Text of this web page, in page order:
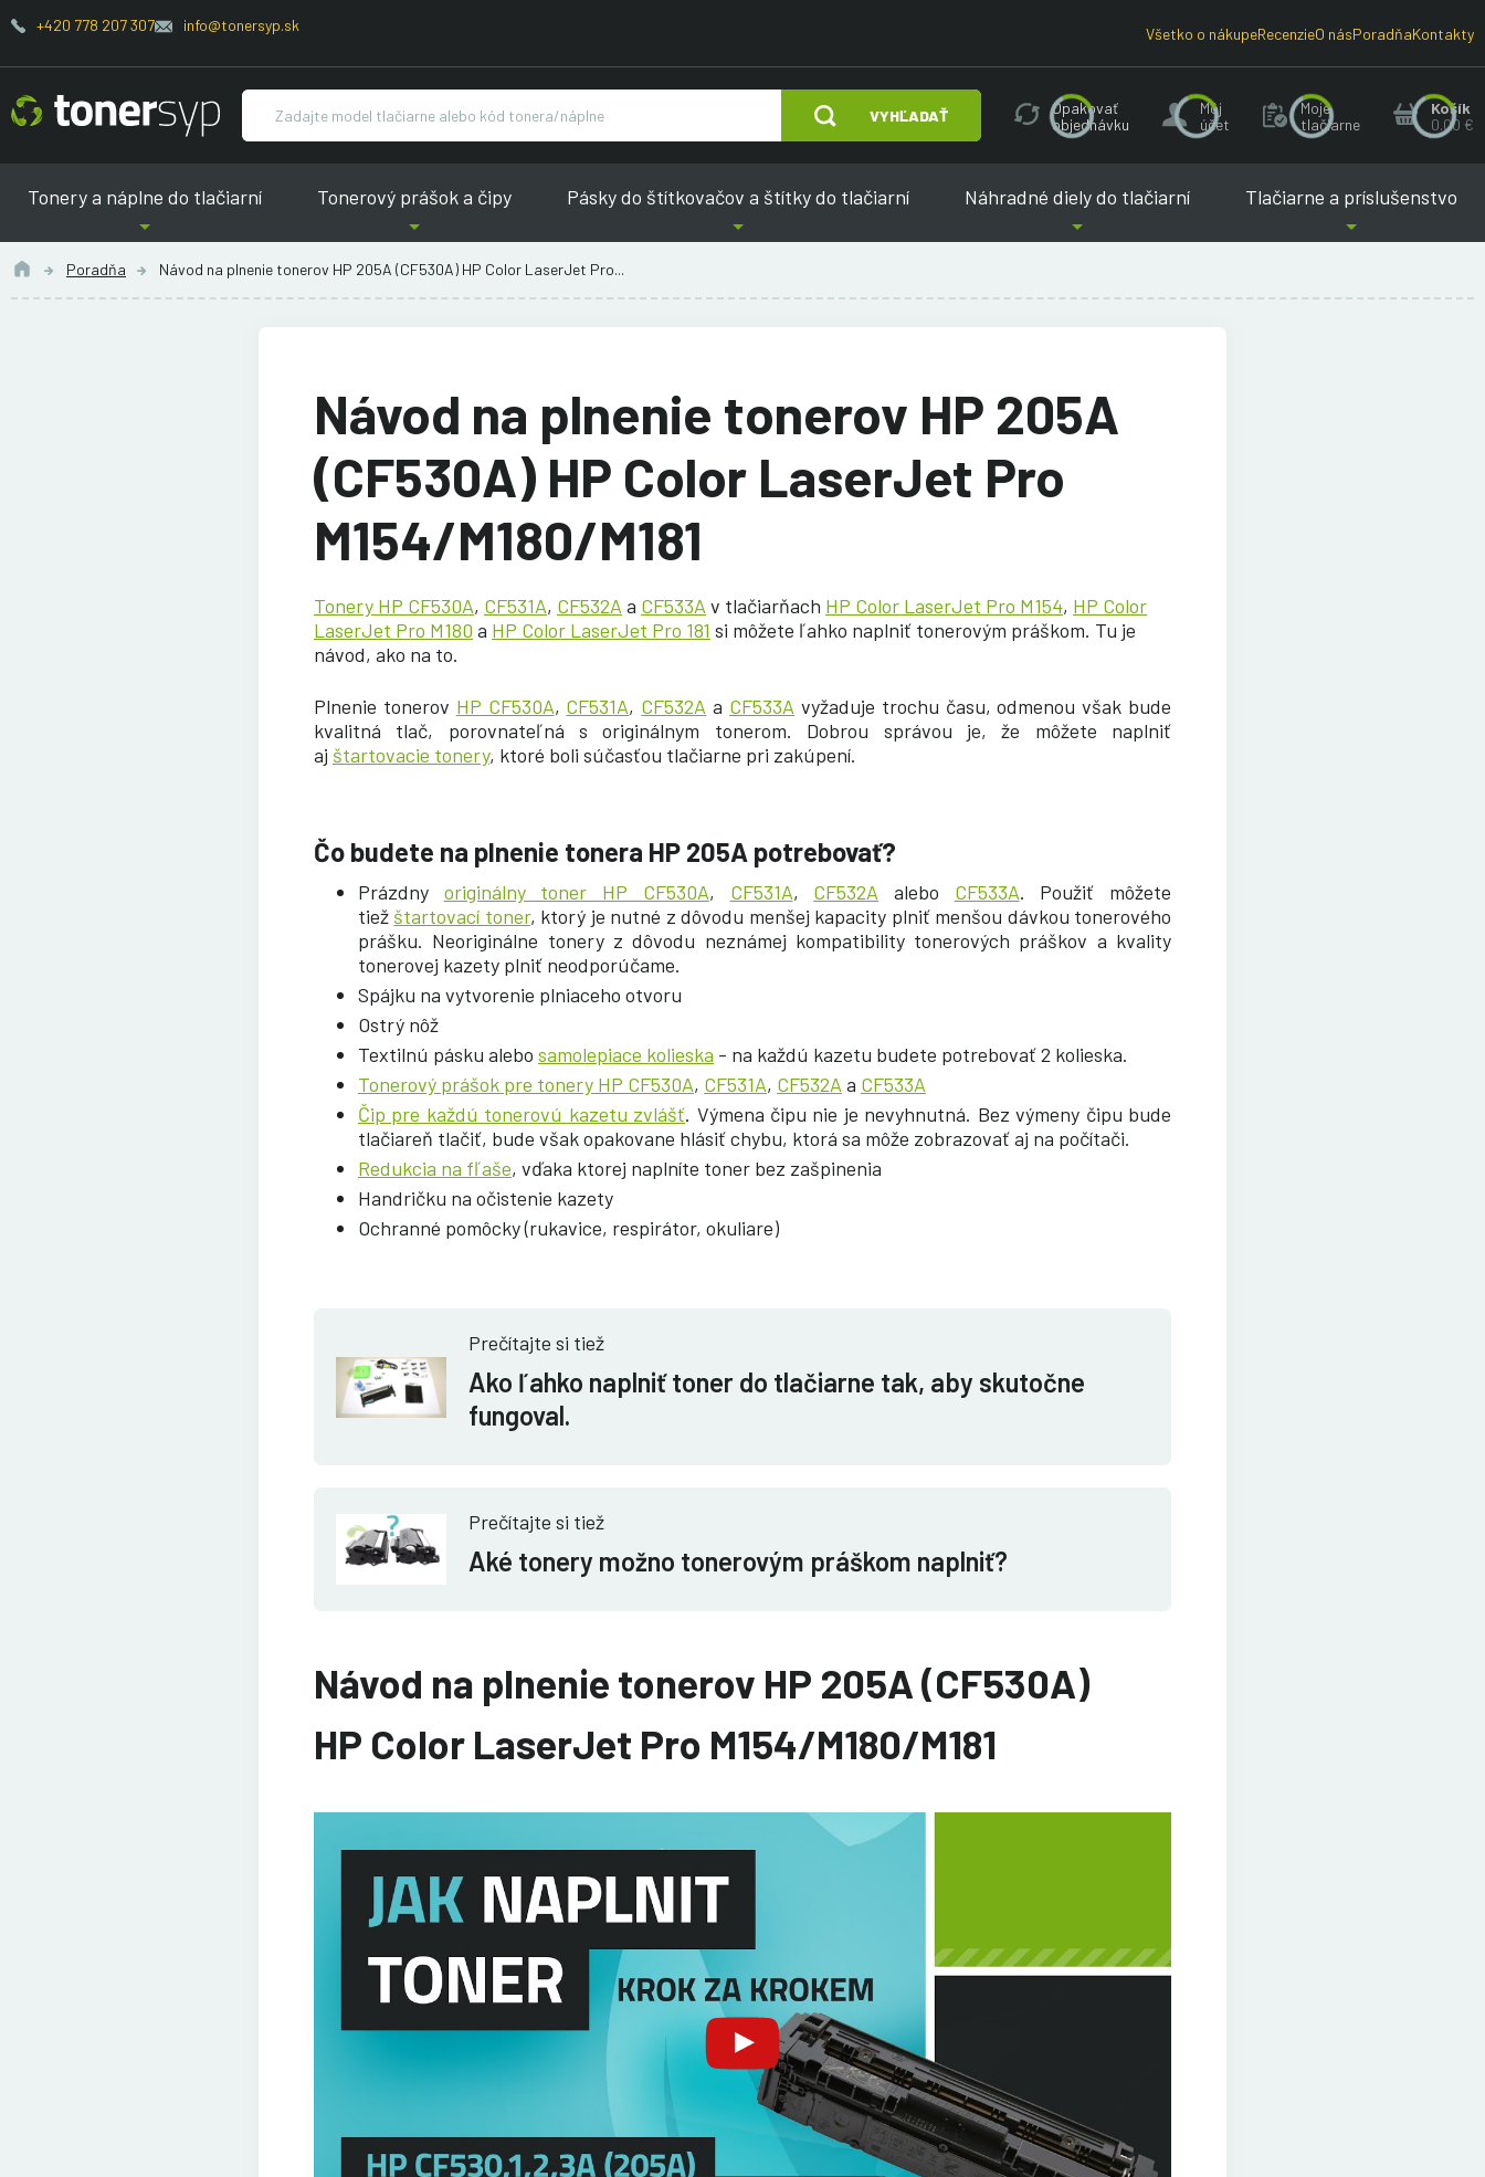
+420 778 207 307 info@tonersyp.sk Všetko o nákupeRecenzieO násPoradňaKontakty
VYHĽADAŤ
Opakovať
objednávku
Môj
účet
Moje
tlačiarne
Košík
0.00 €
Tonery a náplne do tlačiarní Tonerový prášok a čipy Pásky do štítkovačov a štítky do tlačiarní Náhradné diely do tlačiarní Tlačiarne a príslušenstvo
Poradňa Návod na plnenie tonerov HP 205A (CF530A) HP Color LaserJet Pro...
Návod na plnenie tonerov HP 205A
(CF530A) HP Color LaserJet Pro
M154/M180/M181
Tonery HP CF530A, CF531A, CF532Aa CF533Av tlačiarňach HP Color LaserJet Pro M154, HP Color
LaserJet Pro M180 a HP Color LaserJet Pro 181 si môžete ľahko naplniť tonerovým práškom. Tu je
návod, ako na to.
Plnenie tonerov HP CF530A, CF531A, CF532A a CF533Avyžaduje trochu času, odmenou však bude
kvalitná tlač, porovnateľná s originálnym tonerom. Dobrou správou je, že môžete naplniť
aj štartovacie tonery, ktoré boli súčasťou tlačiarne pri zakúpení.
Čo budete na plnenie tonera HP 205A potrebovať?
Prázdny originálny toner HP CF530A, CF531A, CF532A alebo CF533A. Použiť môžete
tiež štartovací toner, ktorý je nutné z dôvodu menšej kapacity plniť menšou dávkou tonerového
prášku. Neoriginálne tonery z dôvodu neznámej kompatibility tonerových práškov a kvality
tonerovej kazety plniť neodporúčame.
Spájku na vytvorenie plniaceho otvoru
Ostrý nôž
Textilnú pásku alebo samolepiace kolieska - na každú kazetu budete potrebovať 2 kolieska.
Tonerový prášok pre tonery HP CF530A, CF531A, CF532Aa CF533A
Čip pre každú tonerovú kazetu zvlášť. Výmena čipu nie je nevyhnutná. Bez výmeny čipu bude
tlačiareň tlačiť, bude však opakovane hlásiť chybu, ktorá sa môže zobrazovať aj na počítači.
Redukcia na fľaše, vďaka ktorej naplníte toner bez zašpinenia
Handričku na očistenie kazety
Ochranné pomôcky (rukavice, respirátor, okuliare)
Prečítajte si tiež
Ako ľahko naplniť toner do tlačiarne tak, aby skutočne
fungoval.
Prečítajte si tiež
Aké tonery možno tonerovým práškom naplniť?
Návod na plnenie tonerov HP 205A (CF530A)
HP Color LaserJet Pro M154/M180/M181